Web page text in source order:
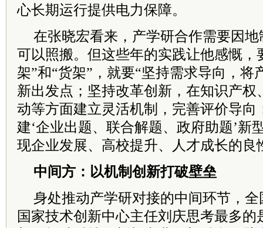
心长期运行提供电力保障。
在张晓宏看来，产学研合作需要因
可以照搬。但这些年的实践让他感慨，
架”和“货架”，就要“坚持需求导向，将
新出发点；坚持改革创新，在知识产权
动等方面建立灵活机制，完善评价导向
建‘企业出题、联合解题、政府助题’新
现企业发展、高校提升、人才成长的良
中间方：以机制创新打破壁垒
身处推动产学研对接的中间环节，
国家技术创新中心主任刘庆思考最多的